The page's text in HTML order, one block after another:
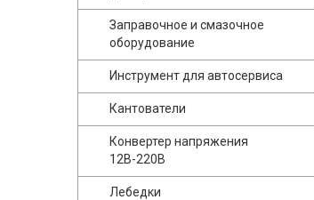
Заправочное и смазочное
оборудование
Инструмент для автосервиса
Кантователи
Конвертер напряжения
12В-220В
Лебедки